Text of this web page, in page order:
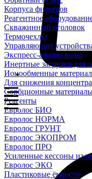
Корпуса фильтров
Реагентное
Скважинный оголовок
Термочехлы
Управляющие
Экспресс-анализ воды
Инертные загрузки для
Ионообменные
Для снижения
Сорбционные
Реагенты
Евролос БИО
Евролос НОРМА
Евролос ГРУНТ
Евролос ЭКОПРОМ
Евролос ПРО
Усиленные кессоны из
Евролос ЭКО
Пластиковые ёмкости